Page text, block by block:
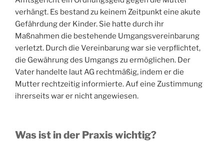
verhängt. Es bestand zu keinem Zeitpunkt eine akute
Gefährdung der Kinder. Sie hatte durch ihr
Maßnahmen die bestehende Umgangsvereinbarung
verletzt. Durch die Vereinbarung war sie verpflichtet,
die Gewährung des Umgangs zu ermöglichen. Der
Vater handelte laut AG rechtmäßig, indem er die
Mutter rechtzeitig informierte. Auf eine Zustimmung
ihrerseits war er nicht angewiesen.
Was ist in der Praxis wichtig?